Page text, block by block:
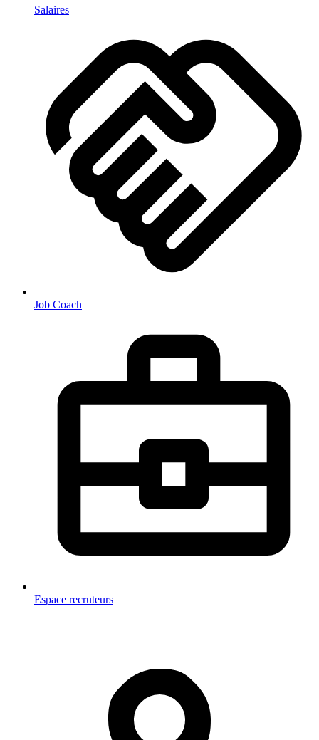
Salaires
Job Coach
Espace recruteurs